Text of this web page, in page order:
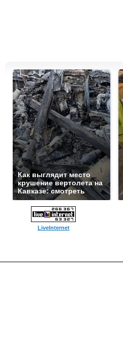
Как выглядит место
крушение вертолета на
Кавказе: смотреть
LiveInternet